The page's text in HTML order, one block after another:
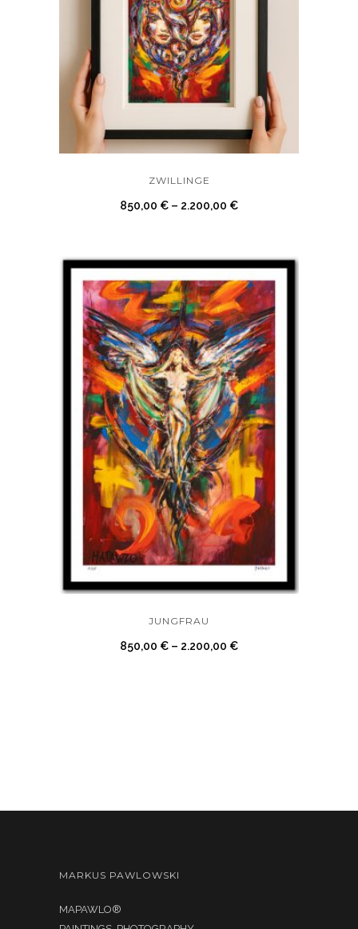
ZWILLINGE
850,00 € – 2.200,00 €
JUNGFRAU
850,00 € – 2.200,00 €
MARKUS PAWLOWSKI
MAPAWLO®